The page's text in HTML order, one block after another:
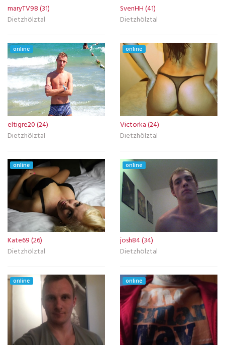
maryTV98 (31)
Dietzhölztal
SvenHH (41)
Dietzhölztal
online
eltigre20 (24)
Dietzhölztal
online
Victorka (24)
Dietzhölztal
online
Kate69 (26)
Dietzhölztal
online
josh84 (34)
Dietzhölztal
online online